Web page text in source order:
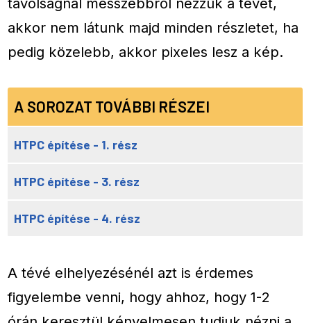
akkor nem látunk majd minden részletet, ha
pedig közelebb, akkor pixeles lesz a kép.
A SOROZAT TOVÁBBI RÉSZEI
HTPC építése - 1. rész
HTPC építése - 3. rész
HTPC építése - 4. rész
A tévé elhelyezésénél azt is érdemes
figyelembe venni, hogy ahhoz, hogy 1-2